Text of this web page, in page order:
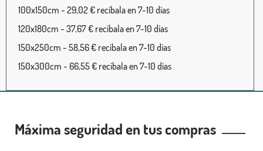
100x150cm - 29,02 € recíbala en 7-10 días
120x180cm - 37,67 € recíbala en 7-10 días
150x250cm - 58,56 € recíbala en 7-10 días
150x300cm - 66,55 € recíbala en 7-10 días
Máxima seguridad en tus compras